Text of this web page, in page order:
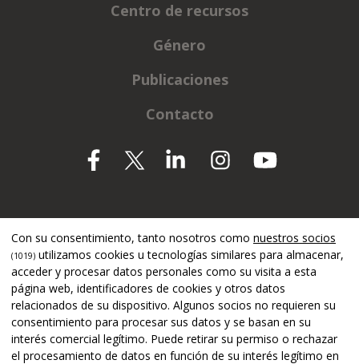
Centro de recursos
Género
Publicaciones
Contacto
Con su consentimiento, tanto nosotros como nuestros socios
(1019) utilizamos cookies u tecnologías similares para almacenar,
acceder y procesar datos personales como su visita a esta
página web, identificadores de cookies y otros datos
relacionados de su dispositivo. Algunos socios no requieren su
consentimiento para procesar sus datos y se basan en su
interés comercial legítimo. Puede retirar su permiso o rechazar
el procesamiento de datos en función de su interés legítimo en